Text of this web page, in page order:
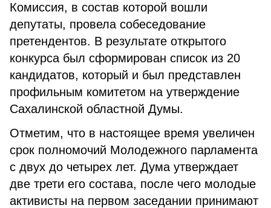
Комиссия, в состав которой вошли
депутаты, провела собеседование
претендентов. В результате открытого
конкурса был сформирован список из 20
кандидатов, который и был представлен
профильным комитетом на утверждение
Сахалинской областной Думы.
Отметим, что в настоящее время увеличен
срок полномочий Молодежного парламента
с двух до четырех лет. Дума утверждает
две трети его состава, после чего молодые
активисты на первом заседании принимают